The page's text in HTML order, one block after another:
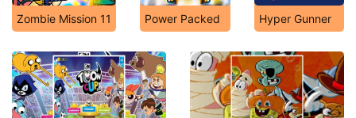
Zombie Mission 11 Power Packed Hyper Gunner